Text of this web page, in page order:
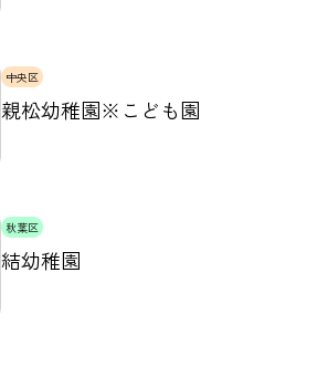
中央区
親松幼稚園※こども園
秋葉区
結幼稚園